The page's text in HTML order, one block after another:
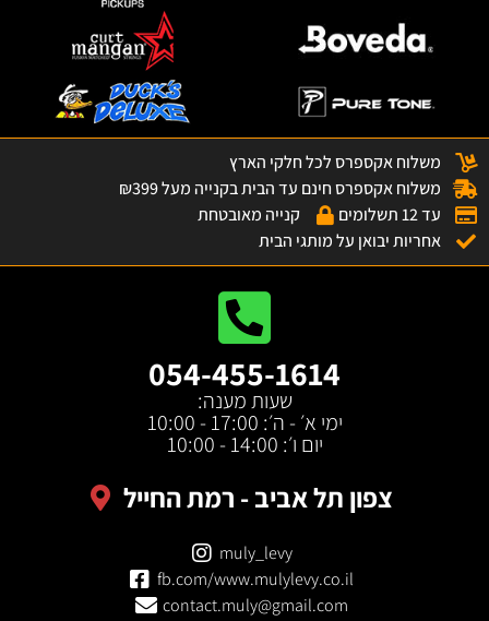
משלוח אקספרס לכל חלקי הארץ
משלוח אקספרס חינם עד הבית בקנייה מעל ₪399
עד 12 תשלומים
קנייה מאובטחת
אחריות יבואן על מותגי הבית
054-455-1614
שעות מענה:
ימי א׳ - ה׳: 17:00 - 10:00
יום ו׳: 14:00 - 10:00
צפון תל אביב - רמת החייל
muly_levy
fb.com/www.mulylevy.co.il
contact.muly@gmail.com